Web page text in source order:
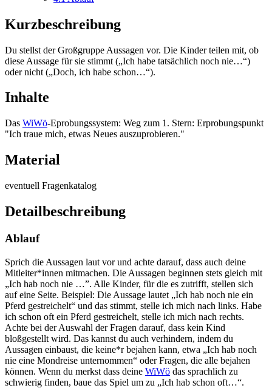
Kurzbeschreibung
Du stellst der Großgruppe Aussagen vor. Die Kinder teilen mit, ob
diese Aussage für sie stimmt („Ich habe tatsächlich noch nie…“)
oder nicht („Doch, ich habe schon…“).
Inhalte
Das WiWö-Eprobungssystem: Weg zum 1. Stern: Erprobungspunkt
"Ich traue mich, etwas Neues auszuprobieren."
Material
eventuell Fragenkatalog
Detailbeschreibung
Ablauf
Sprich die Aussagen laut vor und achte darauf, dass auch deine
Mitleiter*innen mitmachen. Die Aussagen beginnen stets gleich mit
„Ich hab noch nie …”. Alle Kinder, für die es zutrifft, stellen sich
auf eine Seite. Beispiel: Die Aussage lautet „Ich hab noch nie ein
Pferd gestreichelt“ und das stimmt, stelle ich mich nach links. Habe
ich schon oft ein Pferd gestreichelt, stelle ich mich nach rechts.
Achte bei der Auswahl der Fragen darauf, dass kein Kind
bloßgestellt wird. Das kannst du auch verhindern, indem du
Aussagen einbaust, die keine*r bejahen kann, etwa „Ich hab noch
nie eine Mondreise unternommen“ oder Fragen, die alle bejahen
können. Wenn du merkst dass deine WiWö das sprachlich zu
schwierig finden, baue das Spiel um zu „Ich hab schon oft…“.